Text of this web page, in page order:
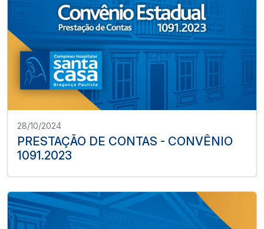
28/10/2024
PRESTAÇÃO DE CONTAS - CONVÊNIO
1091.2023